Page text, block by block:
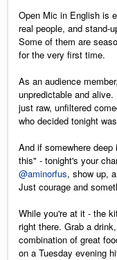
Open Mic in English is
real people, and stand-
Some of them are
for the very first time.
As an audience
unpredictable and
just raw, unfiltered
who decided tonight
And if somewhere
this" - tonight's your
@aminorfus, show up,
Just courage and
While you're at it - the
right there. Grab a
combination of great
on a Tuesday evening